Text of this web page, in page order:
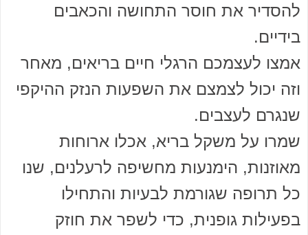
להסדיר את חוסר התחושה והכאבים
בידיים.
אמצו לעצמכם הרגלי חיים בריאים, מאחר
וזה יכול לצמצם את השפעות הנזק ההיקפי
שנגרם לעצבים.
שמרו על משקל בריא, אכלו ארוחות
מאוזנות, הימנעות מחשיפה לרעלנים, שנו
כל תרופה שגורמת לבעיות והתחילו
בפעילות גופנית, כדי לשפר את חוזק